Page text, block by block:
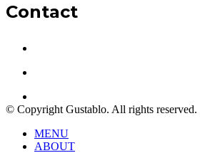
Contact
© Copyright Gustablo. All rights reserved.
MENU
ABOUT